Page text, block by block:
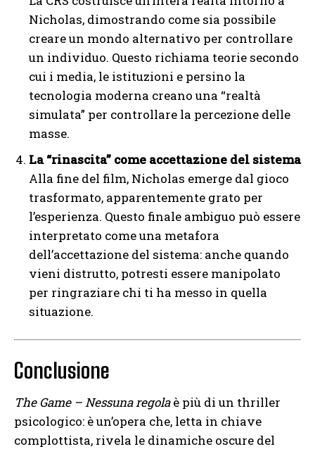
Nicholas, dimostrando come sia possibile
creare un mondo alternativo per controllare
un individuo. Questo richiama teorie secondo
cui i media, le istituzioni e persino la
tecnologia moderna creano una “realtà
simulata” per controllare la percezione delle
masse.
La “rinascita” come accettazione del sistema
Alla fine del film, Nicholas emerge dal gioco
trasformato, apparentemente grato per
l’esperienza. Questo finale ambiguo può essere
interpretato come una metafora
dell’accettazione del sistema: anche quando
vieni distrutto, potresti essere manipolato
per ringraziare chi ti ha messo in quella
situazione.
Conclusione
The Game – Nessuna regolaè più di un thriller
psicologico: è un’opera che, letta in chiave
complottista, rivela le dinamiche oscure del